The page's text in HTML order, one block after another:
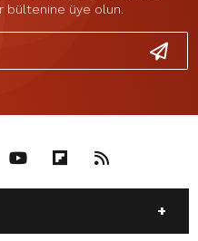
bültenine üye olun.